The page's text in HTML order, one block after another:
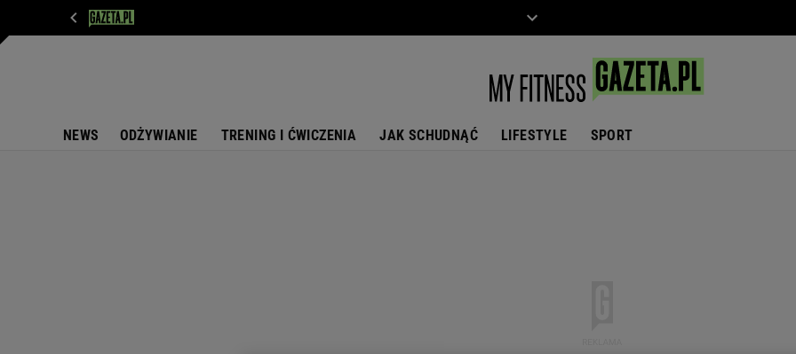
NEWS ODŻYWIANIE TRENING I ĆWICZENIA JAK SCHUDNĄĆ LIFESTYLE SPORT